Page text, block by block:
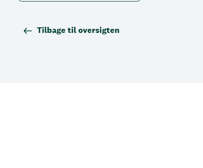
Tilbage til oversigten